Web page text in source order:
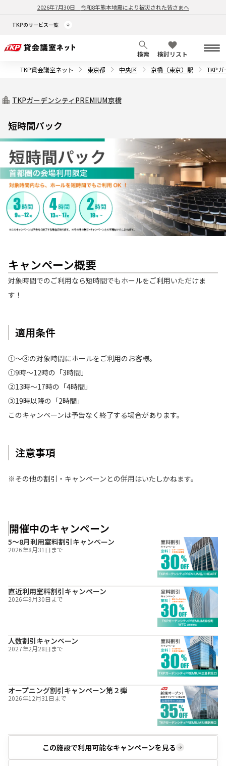
2026年7月30日 令和8年熊本地震により被災された皆さまへ
TKPのサービス一覧
検索
検討リスト
TKP貸会議室ネット
東京都 中央区 京橋（東京）駅 TKPガ
TKPガーデンシティPREMIUM京橋
短時間パック
キャンペーン概要
対象時間でのご利用なら短時間でもホールをご利用いただけま
す！
適用条件
①〜③の対象時間にホールをご利用のお客様。
①9時～12時の「3時間」
②13時～17時の「4時間」
③19時以降の「2時間」
このキャンペーンは予告なく終了する場合があります。
注意事項
※その他の割引・キャンペーンとの併用はいたしかねます。
開催中のキャンペーン
5～8月利用室料割引キャンペーン
2026年8月31日まで
直近利用室料割引キャンペーン
2026年9月30日まで
人数割引キャンペーン
2027年2月28日まで
オープニング割引キャンペーン第２弾
2026年12月31日まで
この施設で利用可能なキャンペーンを見る